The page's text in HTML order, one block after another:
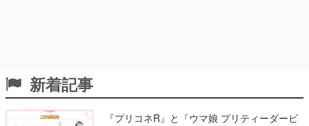
新着記事
『プリコネR』と『ウマ娘 プリティーダービ